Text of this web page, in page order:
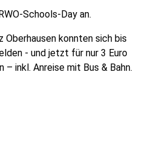
Schools-Day an.
Oberhausen konnten sich bis
- und jetzt für nur 3 Euro
– inkl. Anreise mit Bus & Bahn.